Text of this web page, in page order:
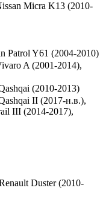
Micra K13 (2010-
Patrol Y61 (2004-2010)
A (2001-2014),
(2010-2013)
II (2017-н.в.),
III (2014-2017),
Duster (2010-